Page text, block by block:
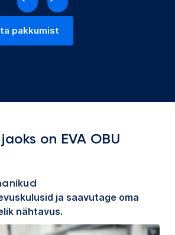
pakkumist
on EVA OBU
ja saavutage oma
nähtavus.